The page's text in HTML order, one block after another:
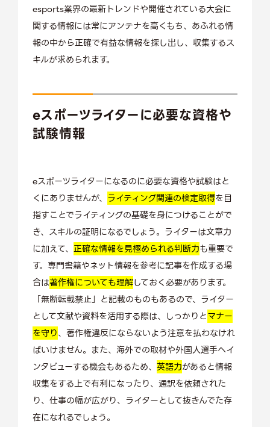
esports業界の最新トレンドや開催されている大会に
関する情報には常にアンテナを高くもち、あふれる情
報の中から正確で有益な情報を探し出し、収集するス
キルが求められます。
eスポーツライターに必要な資格や
試験情報
eスポーツライターになるのに必要な資格や試験はと
くにありませんが、 ライティング関連の検定取得を目
指すことでライティングの基礎を身につけることがで
き、スキルの証明になるでしょう。ライターは文章力
に加えて、 正確な情報を見極められる判断力も重要で
す。専門書籍やネット情報を参考に記事を作成する場
合は著作権についても理解しておく必要があります。
「無断転載禁止」と記載のものもあるので、ライター
として文献や資料を活用する際は、しっかりとマナー
を守り、著作権違反にならないよう注意を払わなけれ
ばいけません。また、海外での取材や外国人選手へイ
ンタビューする機会もあるため、 英語力があると情報
収集をする上で有利になったり、通訳を依頼された
り、仕事の幅が広がり、ライターとして抜きんでた存
在になれるでしょう。